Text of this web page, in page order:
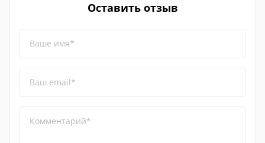
Оставить отзыв
Ваше имя*
Ваш email*
Комментарий*